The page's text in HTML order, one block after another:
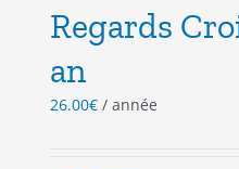
Regards
an
26.00€ / année